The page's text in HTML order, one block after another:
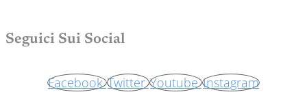
Seguici Sui Social
Facebook Twitter Youtube Instagram